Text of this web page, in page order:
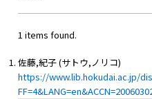
1 items found.
佐藤,紀子 (サトウ,ノリコ)
https://www.lib.hokudai.ac.jp/